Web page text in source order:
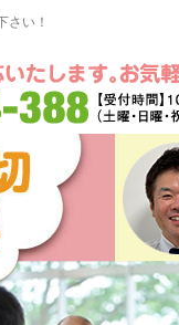
さい！